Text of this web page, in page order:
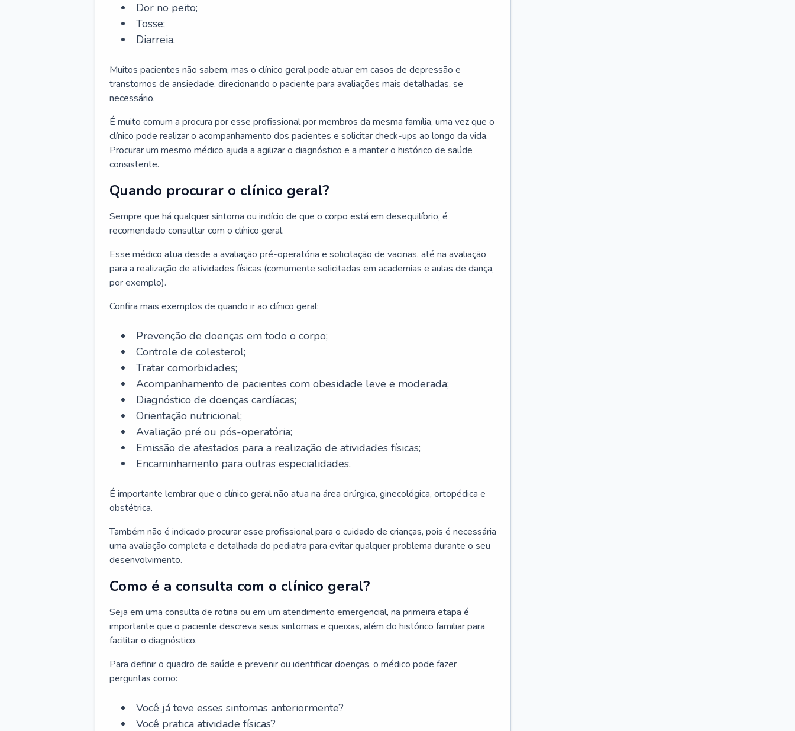
Dor no peito;
Tosse;
Diarreia.
Muitos pacientes não sabem, mas o clínico geral pode atuar em casos de depressão e
transtornos de ansiedade, direcionando o paciente para avaliações mais detalhadas, se
necessário.
É muito comum a procura por esse profissional por membros da mesma família, uma vez que o
clínico pode realizar o acompanhamento dos pacientes e solicitar check-ups ao longo da vida.
Procurar um mesmo médico ajuda a agilizar o diagnóstico e a manter o histórico de saúde
consistente.
Quando procurar o clínico geral?
Sempre que há qualquer sintoma ou indício de que o corpo está em desequilíbrio, é
recomendado consultar com o clínico geral.
Esse médico atua desde a avaliação pré-operatória e solicitação de vacinas, até na avaliação
para a realização de atividades físicas (comumente solicitadas em academias e aulas de dança,
por exemplo).
Confira mais exemplos de quando ir ao clínico geral:
Prevenção de doenças em todo o corpo;
Controle de colesterol;
Tratar comorbidades;
Acompanhamento de pacientes com obesidade leve e moderada;
Diagnóstico de doenças cardíacas;
Orientação nutricional;
Avaliação pré ou pós-operatória;
Emissão de atestados para a realização de atividades físicas;
Encaminhamento para outras especialidades.
É importante lembrar que o clínico geral não atua na área cirúrgica, ginecológica, ortopédica e
obstétrica.
Também não é indicado procurar esse profissional para o cuidado de crianças, pois é necessária
uma avaliação completa e detalhada do pediatra para evitar qualquer problema durante o seu
desenvolvimento.
Como é a consulta com o clínico geral?
Seja em uma consulta de rotina ou em um atendimento emergencial, na primeira etapa é
importante que o paciente descreva seus sintomas e queixas, além do histórico familiar para
facilitar o diagnóstico.
Para definir o quadro de saúde e prevenir ou identificar doenças, o médico pode fazer
perguntas como:
Você já teve esses sintomas anteriormente?
Você pratica atividade físicas?